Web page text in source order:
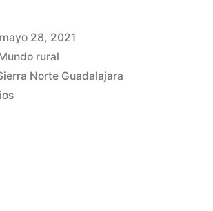
…»
mayo 28, 2021
rural
Norte Guadalajara
en